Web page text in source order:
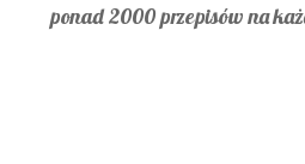
ponad 2000 przepisów na